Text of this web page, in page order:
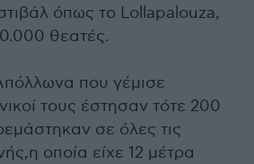
όπως το Lollapalouza,
θεατές.
που γέμισε
τους έστησαν τότε 200
σε όλες τις
οποία είχε 12 μέτρα